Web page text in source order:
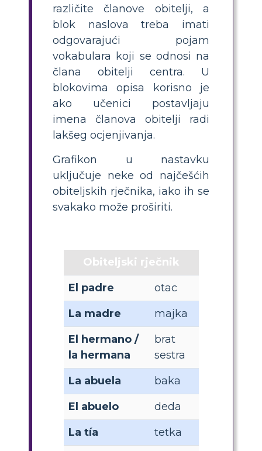
različite članove obitelji, a
blok naslova treba imati
odgovarajući pojam
vokabulara koji se odnosi na
člana obitelji centra. U
blokovima opisa korisno je
ako učenici postavljaju
imena članova obitelji radi
lakšeg ocjenjivanja.
Grafikon u nastavku
uključuje neke od najčešćih
obiteljskih rječnika, iako ih se
svakako može proširiti.
Obiteljski rječnik
El padre
otac
La madre
majka
El hermano /
la hermana
brat
sestra
La abuela
baka
El abuelo
deda
La tía
tetka